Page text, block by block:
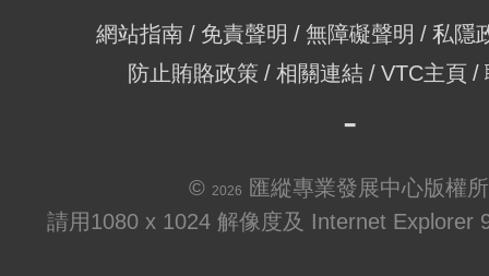
網站指南 免責聲明 無障礙聲明
私隱
防止賄賂政策
相關連結 VTC主頁
© 2026
匯縱專業發展中心版權
請用1080 x 1024 解像度及 Internet Explorer